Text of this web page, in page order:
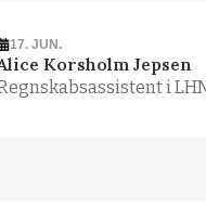
17. JUN.
Korsholm Jepsen
i